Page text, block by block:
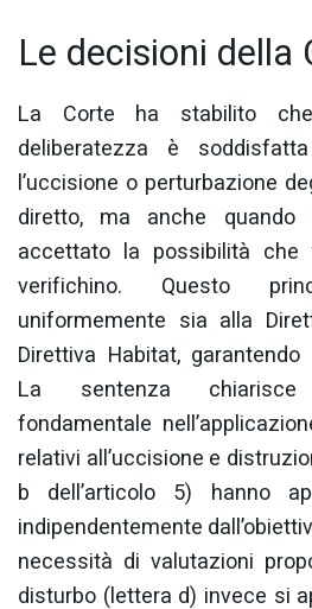
Le decisioni della
La Corte ha stabilito
deliberatezza è
l’uccisione o perturbazione
diretto, ma anche quando
accettato la possibilità che
verifichino. Questo
uniformemente sia alla
Direttiva Habitat,
La sentenza
fondamentale
relativi all’uccisione e
b dell’articolo 5) hanno
indipendentemente
necessità di valutazioni
disturbo (lettera d) invece si